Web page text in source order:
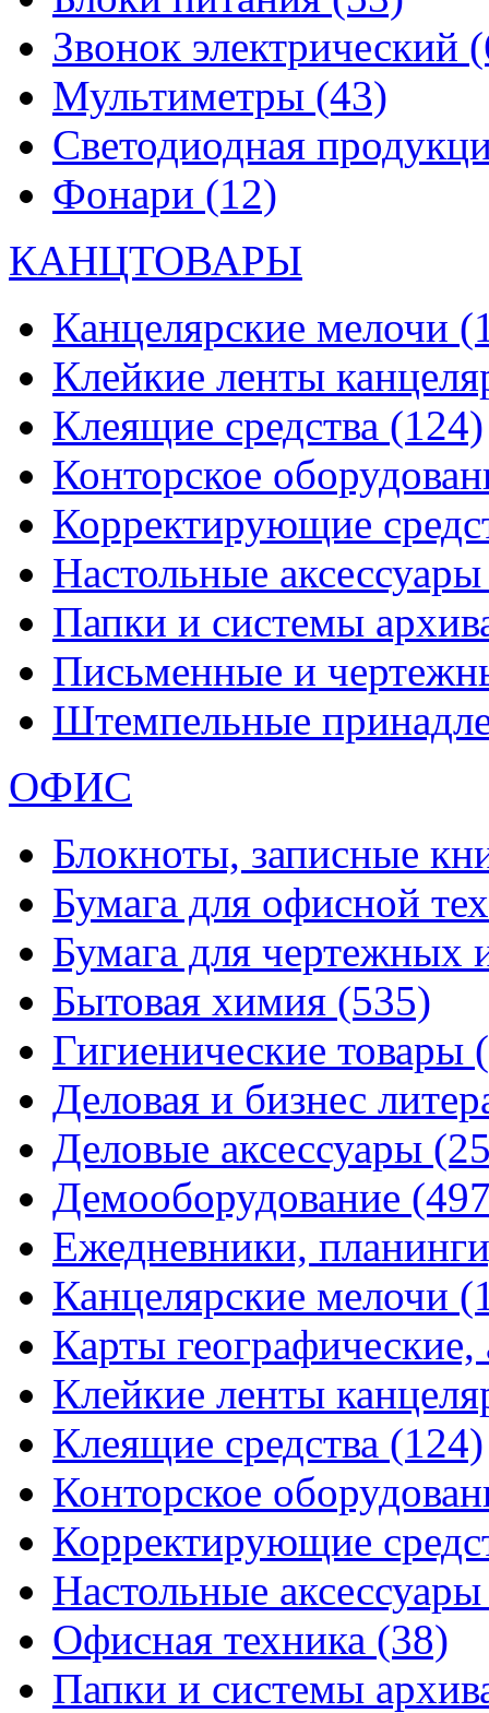
Звонок электрический
Мультиметры (43)
Светодиодная
Фонари (12)
КАНЦТОВАРЫ
Канцелярские мелочи
Клейкие ленты
Клеящие средства (124)
Конторское
Корректирующие
Настольные
Папки и системы
Письменные и
Штемпельные
ОФИС
Блокноты, записные
Бумага для офисной
Бумага для чертежных
Бытовая химия (535)
Гигиенические товары
Деловая и бизнес
Деловые аксессуары
Демооборудование
Ежедневники,
Канцелярские мелочи
Карты
Клейкие ленты
Клеящие средства (124)
Конторское
Корректирующие
Настольные
Офисная техника (38)
Папки и системы